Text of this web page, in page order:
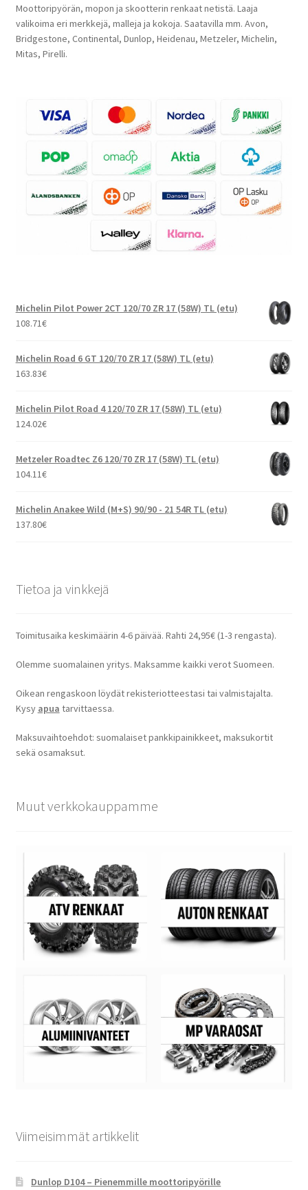
Moottoripyörän, mopon ja skootterin renkaat netistä. Laaja
valikoima eri merkkejä, malleja ja kokoja. Saatavilla mm. Avon,
Bridgestone, Continental, Dunlop, Heidenau, Metzeler, Michelin,
Mitas, Pirelli.
Michelin Pilot Power 2CT 120/70 ZR 17 (58W) TL (etu)
108.71€
Michelin Road 6 GT 120/70 ZR 17 (58W) TL (etu)
163.83€
Michelin Pilot Road 4 120/70 ZR 17 (58W) TL (etu)
124.02€
Metzeler Roadtec Z6 120/70 ZR 17 (58W) TL (etu)
104.11€
Michelin Anakee Wild (M+S) 90/90 - 21 54R TL (etu)
137.80€
Tietoa ja vinkkejä
Toimitusaika keskimäärin 4-6 päivää. Rahti 24,95€ (1-3 rengasta).
Olemme suomalainen yritys. Maksamme kaikki verot Suomeen.
Oikean rengaskoon löydät rekisteriotteestasi tai valmistajalta.
Kysy apua tarvittaessa.
Maksuvaihtoehdot: suomalaiset pankkipainikkeet, maksukortit
sekä osamaksut.
Muut verkkokauppamme
Viimeisimmät artikkelit
Dunlop D104 – Pienemmille moottoripyörille